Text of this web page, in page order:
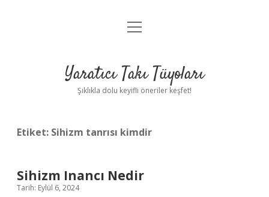
Anasayfa
Yasal Uyarı
menüyü
Yaratıcı Takı Tüyoları
Şıklıkla dolu keyifli öneriler keşfet!
Etiket: Sihizm tanrısı kimdir
Sihizm Inancı Nedir
Tarih: Eylül 6, 2024